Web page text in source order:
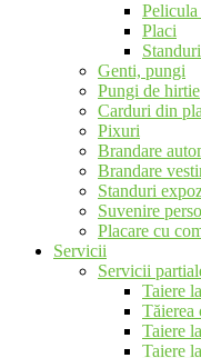
Pelicula
Placi
Genti, pungi
Pungi de hirtie
Carduri din
Pixuri
Brandare
Brandare
Standuri
Suvenire
Placare cu
Servicii
Servicii
Taiere
Tăierea
Taiere
Taiere